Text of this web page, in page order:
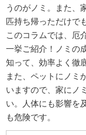
うのがノミ。また、
匹持ち帰っただけで
このコラムでは、厄
一挙ご紹介！ノミの
知って、効率よく徹
また、ペットにノミ
いますので、家にノ
い。人体にも影響を
も危険です。